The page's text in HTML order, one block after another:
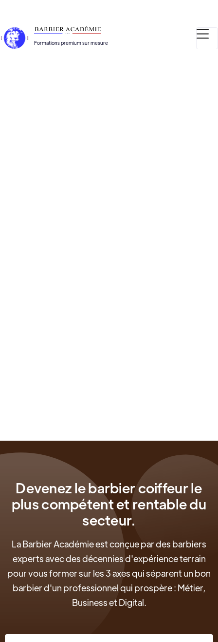
Formations premium sur mesure
Devenez le barbier coiffeur le
plus compétent et rentable du
secteur.
La Barbier Académie est conçue par des barbiers
experts avec des décennies d'expérience terrain
pour vous former sur les 3 axes qui séparent un bon
barbier d'un professionnel qui prospère : Métier,
Business et Digital.